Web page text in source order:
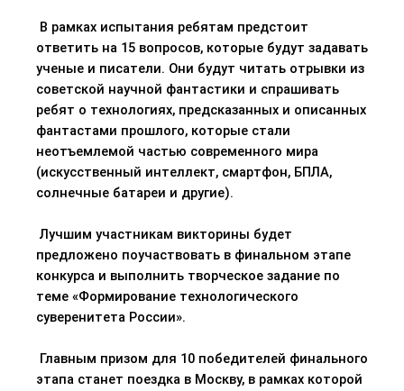
В рамках испытания ребятам предстоит
ответить на 15 вопросов, которые будут задавать
ученые и писатели. Они будут читать отрывки из
советской научной фантастики и спрашивать
ребят о технологиях, предсказанных и описанных
фантастами прошлого, которые стали
неотъемлемой частью современного мира
(искусственный интеллект, смартфон, БПЛА,
солнечные батареи и другие).
Лучшим участникам викторины будет
предложено поучаствовать в финальном этапе
конкурса и выполнить творческое задание по
теме «Формирование технологического
суверенитета России».
Главным призом для 10 победителей финального
этапа станет поездка в Москву, в рамках которой